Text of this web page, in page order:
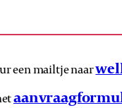
een mailtje naar